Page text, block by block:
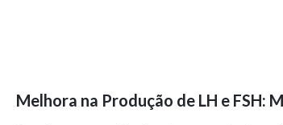
Melhora na Produção de LH e FSH: